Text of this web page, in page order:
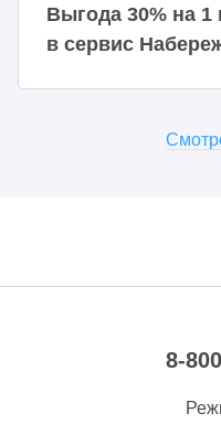
Выгода 30% на 1
в сервис
8-